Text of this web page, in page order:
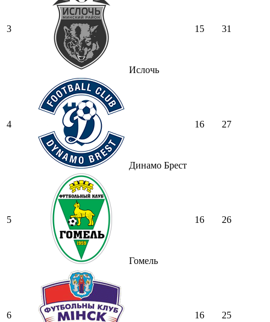
3
Ислочь
15 31
4
Динамо Брест
16 27
5
Гомель
16 26
6 16 25